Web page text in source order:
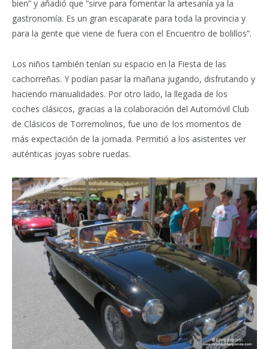
bien” y añadió que ”sirve para fomentar la artesanía ya la
gastronomía. Es un gran escaparate para toda la provincia y
para la gente que viene de fuera con el Encuentro de bolillos”.
Los niños también tenían su espacio en la Fiesta de las
cachorreñas. Y podían pasar la mañana jugando, disfrutando y
haciendo manualidades. Por otro lado, la llegada de los
coches clásicos, gracias a la colaboración del Automóvil Club
de Clásicos de Torremolinos, fue uno de los momentos de
más expectación de la jornada. Permitió a los asistentes ver
auténticas joyas sobre ruedas.